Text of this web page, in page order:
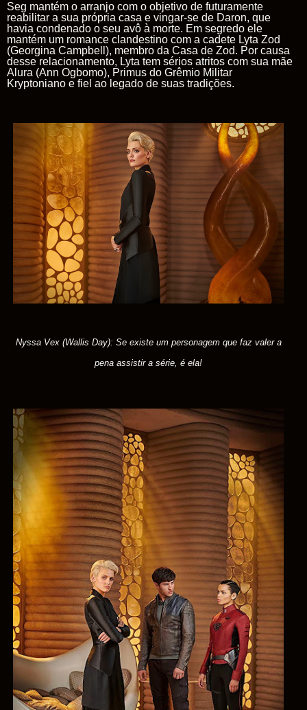
Seg mantém o arranjo com o objetivo de futuramente
reabilitar a sua própria casa e vingar-se de Daron, que
havia condenado o seu avô à morte. Em segredo ele
mantém um romance clandestino com a cadete Lyta Zod
(Georgina Campbell), membro da Casa de Zod. Por causa
desse relacionamento, Lyta tem sérios atritos com sua mãe
Alura (Ann Ogbomo), Primus do Grêmio Militar
Kryptoniano e fiel ao legado de suas tradições.
Nyssa Vex (Wallis Day): Se existe um personagem que faz valer a
pena assistir a série, é ela!